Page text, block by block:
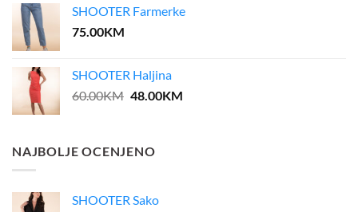
35.00KM.28.00KM.
SHOOTER Farmerke
75.00KM
SHOOTER Haljina
60.00KM Original
60.00KM.
48.00KMCurrent
NAJBOLJE OCENJENO
SHOOTER Sako